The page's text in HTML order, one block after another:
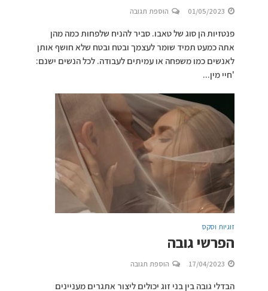
01/05/2023 הוספת תגובה
פנטזיות הן סוג של טאבו. סביר להניח שלפחות כמה מהן
אתה כמעט תמיד שומר לעצמך ובטח ובטח שלא חושף אותן
לאנשים כמו משפחה או עמיתים לעבודה. לכל הנשים ישנם:
'חיי מין...
זוגיות וסקס
הפרשי גובה
17/04/2023 הוספת תגובה
הבדלי גובה בין בני זוג יכולים ליצור אתגרים מעניינים